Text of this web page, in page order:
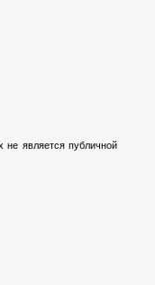
не является публичной